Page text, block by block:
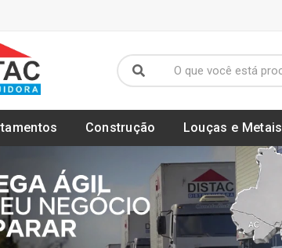
Construção Louças e Metais